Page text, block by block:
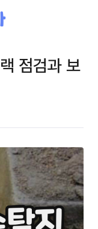
점검과 보